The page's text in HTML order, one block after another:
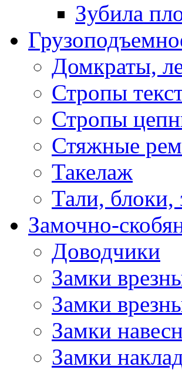
Зубила
Домкраты,
Стропы
Стропы
Стяжные
Такелаж
Тали, блоки,
Замочно-
Доводчики
Замки
Замки
Замки
Замки